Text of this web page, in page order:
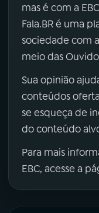
mas é com a
Fala.BR é uma
sociedade com
meio das
Sua opinião
conteúdos
se esqueça de
do conteúdo
Para mais
EBC, acesse a